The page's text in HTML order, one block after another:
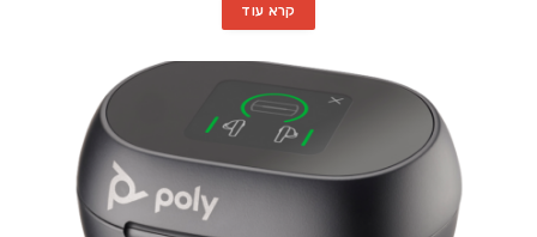
קרא עוד